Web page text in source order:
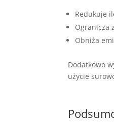
Redukuje
Ogranicza
Obniża
Dodatkowo
użycie